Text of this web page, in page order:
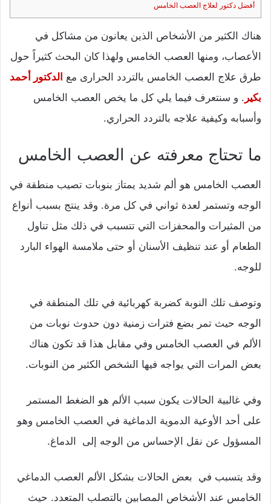
أفضل دكتور لعلاج العصب الخامس
هناك الكثير من الأشخاص الذين يعانون من مشاكل في
الأعصاب، ومنها العصب الخامس ولهذا كان البحث كثيراً حول
طرق علاج العصب الخامس بالتردد الحرارى مع الدكتور أحمد
بكير . و سنتعرف فيما يلي كل ما يخص العصب الخامس
وأسبابه وكيفية علاجه بالتردد الحراري.
ما تحتاج معرفته عن العصب الخامس
العصب الخامس هو ألم شديد يمتاز بنوبات تصيب منطقة في
الوجه وتستمر لعدة ثواني في كل مرة. وقد ينتج بسبب أنواع
من المثيرات والمحفزات التي تتسبب في ذلك مثل تناول
الطعام أو عند تنظيف الأسنان أو حتى ملامسة الهواء البارد
للوجه.
وتوصف تلك النوبة كضربة كهربائية في تلك المنطقة في
الوجه حيث تمر بضع فترات زمنية دون حدوث نوبات من
الألم في العصب الخامس وفي مقابل هذا قد تكون هناك
بعض المرات التي يواجه فيها الشخص الكثير من النوبات.
وفي غالبية الحالات يكون سبب الألم هو الضغط المستمر
على أحد الأوعية الدموية الدماغية في العصب الخامس وهو
المسؤول عن نقل الإحساس من الوجه إلى الدماغ.
وقد يتسبب في بعض الحالات بشكل الألم العصب الدماغي
الخامس عند الأشخاص المصابين بالتصلب المتعدد. حيث